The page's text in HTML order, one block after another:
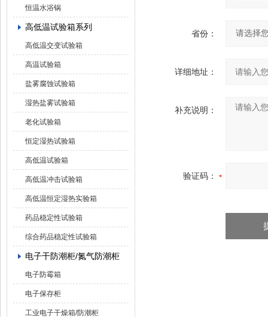
恒温水浴锅
高低温试验箱系列
高低温交变试验箱
高温试验箱
盐雾腐蚀试验箱
湿热盐雾试验箱
老化试验箱
恒定湿热试验箱
高低温试验箱
高低温冲击试验箱
高低温恒定湿热实验箱
药品稳定性试验箱
综合药品稳定性试验箱
电子干防潮柜/氮气防潮柜
电子防霉箱
电子保存柜
工业电子干燥箱/防潮柜
省份：
详细地址：
补充说明：
验证码：